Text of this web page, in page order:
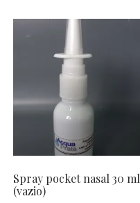
Spray pocket nasal 30 ml
(vazio)